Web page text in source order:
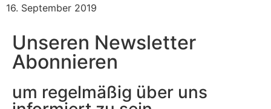
16. September 2019
Unseren Newsletter
Abonnieren
um regelmäßig über uns